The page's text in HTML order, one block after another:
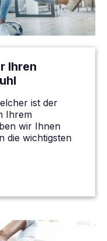
Ihren
ist der
Ihrem
wir Ihnen
die wichtigsten